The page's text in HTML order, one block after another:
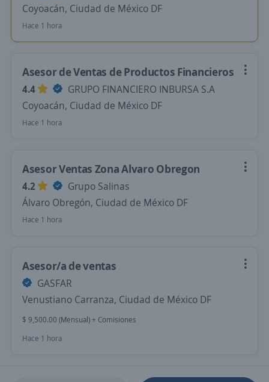
Coyoacán, Ciudad de México DF
Hace 1 hora
Asesor de Ventas de Productos Financieros
4.4
GRUPO FINANCIERO INBURSA S.A
Coyoacán, Ciudad de México DF
Hace 1 hora
Asesor Ventas Zona Alvaro Obregon
4.2
Grupo Salinas
Álvaro Obregón, Ciudad de México DF
Hace 1 hora
Asesor/a de ventas
GASFAR
Venustiano Carranza, Ciudad de México DF
$ 9,500.00 (Mensual) + Comisiones
Hace 1 hora